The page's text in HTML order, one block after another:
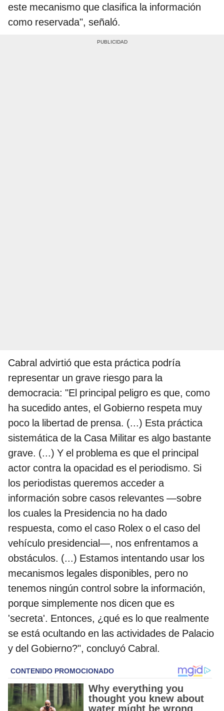
este mecanismo que clasifica la información
como reservada", señaló.
Cabral advirtió que esta práctica podría
representar un grave riesgo para la
democracia: "El principal peligro es que, como
ha sucedido antes, el Gobierno respeta muy
poco la libertad de prensa. (...) Esta práctica
sistemática de la Casa Militar es algo bastante
grave. (...) Y el problema es que el principal
actor contra la opacidad es el periodismo. Si
los periodistas queremos acceder a
información sobre casos relevantes —sobre
los cuales la Presidencia no ha dado
respuesta, como el caso Rolex o el caso del
vehículo presidencial—, nos enfrentamos a
obstáculos. (...) Estamos intentando usar los
mecanismos legales disponibles, pero no
tenemos ningún control sobre la información,
porque simplemente nos dicen que es
'secreta'. Entonces, ¿qué es lo que realmente
se está ocultando en las actividades de Palacio
y del Gobierno?", concluyó Cabral.